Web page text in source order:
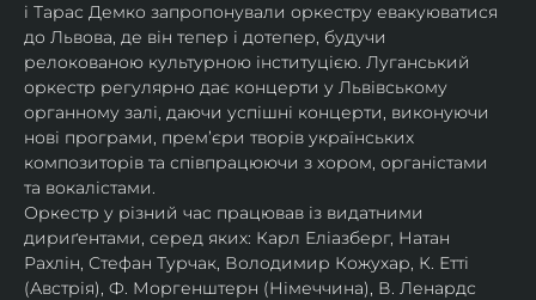
і Тарас Демко запропонували оркестру евакуюватися
до Львова, де він тепер і дотепер, будучи
релокованою культурною інституцією. Луганський
оркестр регулярно дає концерти у Львівському
органному залі, даючи успішні концерти, виконуючи
нові програми, прем’єри творів українських
композиторів та співпрацюючи з хором, органістами
та вокалістами.
Оркестр у різний час працював із видатними
дириґентами, серед яких: Карл Еліазберг, Натан
Рахлін, Стефан Турчак, Володимир Кожухар, К. Етті
(Австрія), Ф. Моргенштерн (Німеччина), В. Ленардс